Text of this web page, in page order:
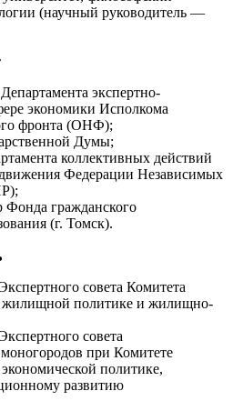
(научный руководитель —
экспертно-
экономики Исполкома
фронта (ОНФ);
Думы;
коллективных действий
Федерации Независимых
гражданского
(г. Томск).
совета Комитета
жилищной политике и жилищно-
совета
при Комитете
политике,
развитию